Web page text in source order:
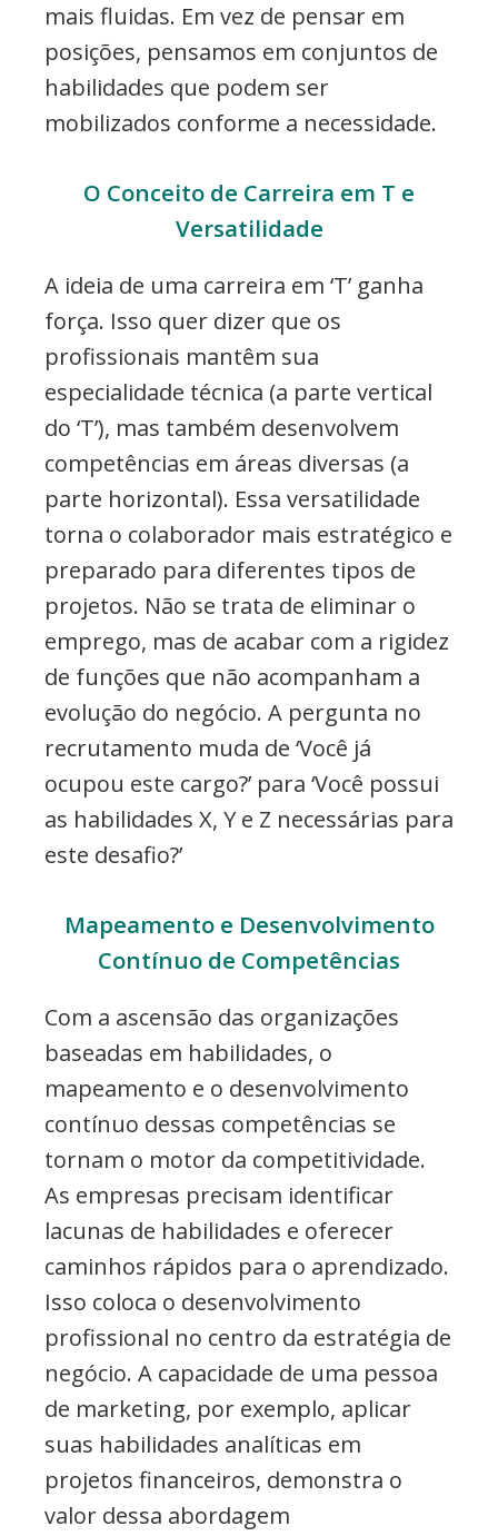
mais fluidas. Em vez de pensar em
posições, pensamos em conjuntos de
habilidades que podem ser
mobilizados conforme a necessidade.
O Conceito de Carreira em T e
Versatilidade
A ideia de uma carreira em ‘T’ ganha
força. Isso quer dizer que os
profissionais mantêm sua
especialidade técnica (a parte vertical
do ‘T’), mas também desenvolvem
competências em áreas diversas (a
parte horizontal). Essa versatilidade
torna o colaborador mais estratégico e
preparado para diferentes tipos de
projetos. Não se trata de eliminar o
emprego, mas de acabar com a rigidez
de funções que não acompanham a
evolução do negócio. A pergunta no
recrutamento muda de ‘Você já
ocupou este cargo?’ para ‘Você possui
as habilidades X, Y e Z necessárias para
este desafio?’
Mapeamento e Desenvolvimento
Contínuo de Competências
Com a ascensão das organizações
baseadas em habilidades, o
mapeamento e o desenvolvimento
contínuo dessas competências se
tornam o motor da competitividade.
As empresas precisam identificar
lacunas de habilidades e oferecer
caminhos rápidos para o aprendizado.
Isso coloca o desenvolvimento
profissional no centro da estratégia de
negócio. A capacidade de uma pessoa
de marketing, por exemplo, aplicar
suas habilidades analíticas em
projetos financeiros, demonstra o
valor dessa abordagem